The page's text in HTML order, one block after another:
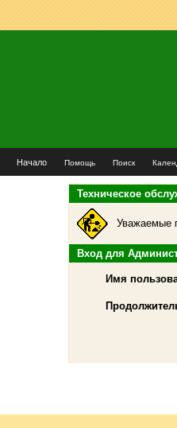
Начало Помощь Поиск
Техническое
Уважаемые
Вход для
Имя